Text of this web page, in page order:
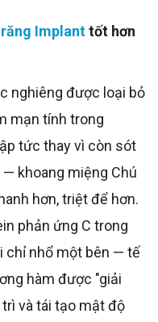
răng Implanttốt hơn
mạn tính trong
tức thay vì còn sót
khoang miệng Chú
hơn, triệt để hơn.
phản ứng C trong
chỉ nhổ một bên — tế
hàm được "giải
và tái tạo mật độ